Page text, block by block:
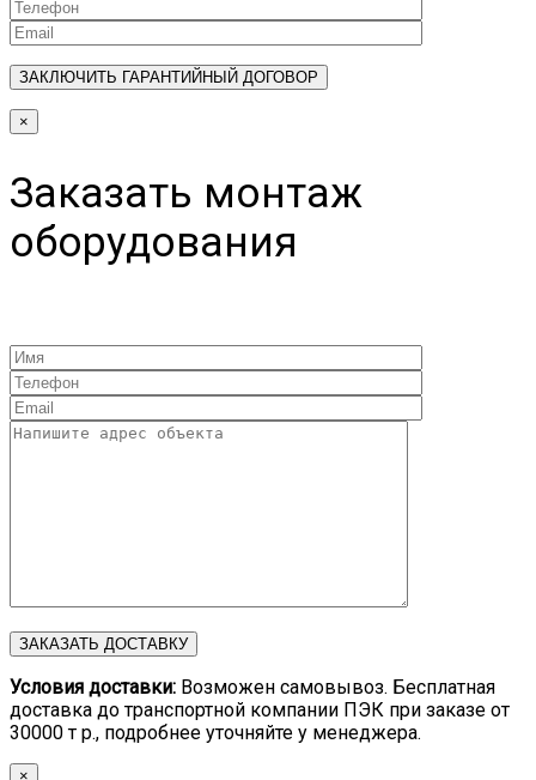
×
Заказать монтаж
оборудования
Условия доставки: Возможен самовывоз. Бесплатная
доставка до транспортной компании ПЭК при заказе от
30000 т р., подробнее уточняйте у менеджера.
×